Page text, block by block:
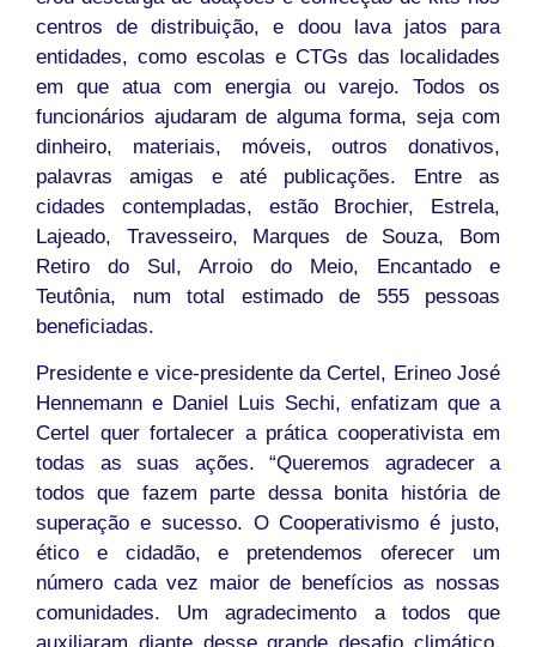
centros de distribuição, e doou lava jatos para
entidades, como escolas e CTGs das localidades
em que atua com energia ou varejo. Todos os
funcionários ajudaram de alguma forma, seja com
dinheiro, materiais, móveis, outros donativos,
palavras amigas e até publicações. Entre as
cidades contempladas, estão Brochier, Estrela,
Lajeado, Travesseiro, Marques de Souza, Bom
Retiro do Sul, Arroio do Meio, Encantado e
Teutônia, num total estimado de 555 pessoas
beneficiadas.
Presidente e vice-presidente da Certel, Erineo José
Hennemann e Daniel Luis Sechi, enfatizam que a
Certel quer fortalecer a prática cooperativista em
todas as suas ações. “Queremos agradecer a
todos que fazem parte dessa bonita história de
superação e sucesso. O Cooperativismo é justo,
ético e cidadão, e pretendemos oferecer um
número cada vez maior de benefícios as nossas
comunidades. Um agradecimento a todos que